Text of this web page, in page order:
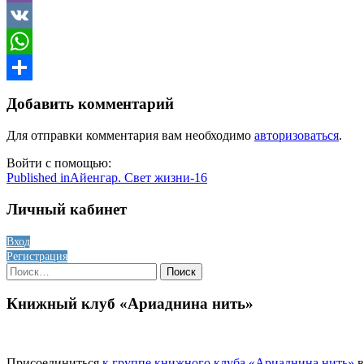
Viber
VK
WhatsApp
Добавить комментарий
Для отправки комментария вам необходимо авторизоваться.
Войти с помощью:
Навигация
по
Published inАйенгар. Свет жизни-16
Личный кабинет
Вход
Регистрация
Найти:
Книжный клуб «Ариаднина нить»